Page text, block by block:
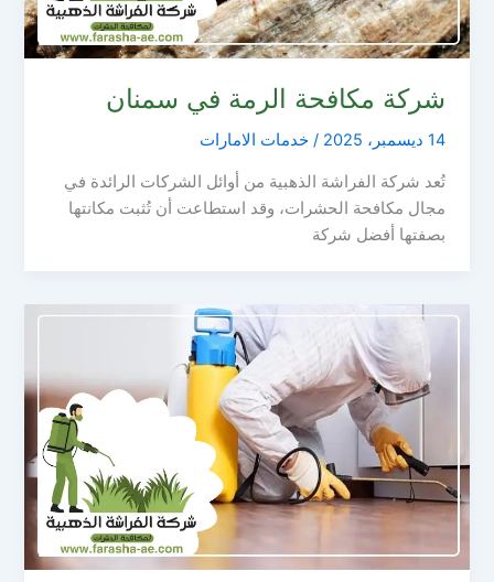
شركة مكافحة الرمة في سمنان
14 ديسمبر، 2025 /خدمات الامارات
تُعد شركة الفراشة الذهبية من أوائل الشركات الرائدة في
مجال مكافحة الحشرات، وقد استطاعت أن تُثبت مكانتها
بصفتها أفضل شركة